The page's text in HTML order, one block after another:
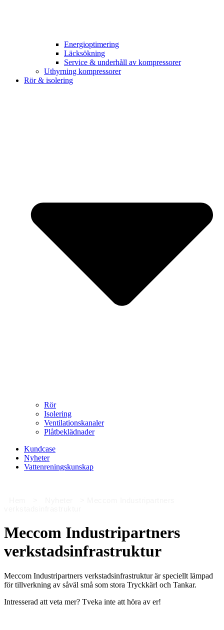
Energioptimering
Läcksökning
Service & underhåll av kompressorer
Uthyrning kompressorer
Rör & isolering
Rör
Isolering
Ventilationskanaler
Plåtbeklädnader
Kundcase
Nyheter
Vattenreningskunskap
Meccom Industripartners
verkstadsinfrastruktur
Meccom Industripartners verkstadsinfrastruktur är speciellt lämpad
för tillverkning av såväl små som stora Tryckkärl och Tankar.
Intresserad att veta mer? Tveka inte att höra av er!